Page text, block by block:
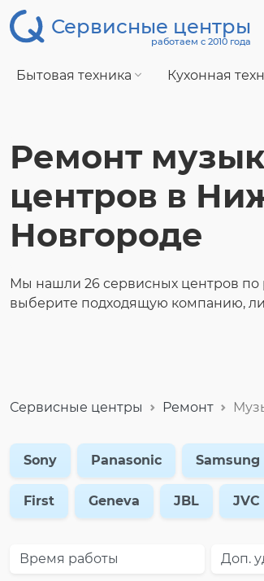
Сервисные центры
работаем с 2010 года
Бытовая техника Кухонная
Ремонт
центров в
Новгороде
Мы нашли 26 сервисных центров по
выберите подходящую компанию,
Сервисные центры Ремонт
Sony Panasonic Samsung
First Geneva JBL JVC
Время работы Доп.